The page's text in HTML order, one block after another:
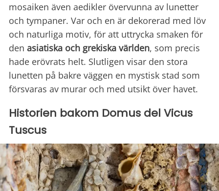
mosaiken även aedikler övervunna av lunetter
och tympaner. Var och en är dekorerad med löv
och naturliga motiv, för att uttrycka smaken för
den asiatiska och grekiska världen, som precis
hade erövrats helt. Slutligen visar den stora
lunetten på bakre väggen en mystisk stad som
försvaras av murar och med utsikt över havet.
Historien bakom Domus del Vicus
Tuscus